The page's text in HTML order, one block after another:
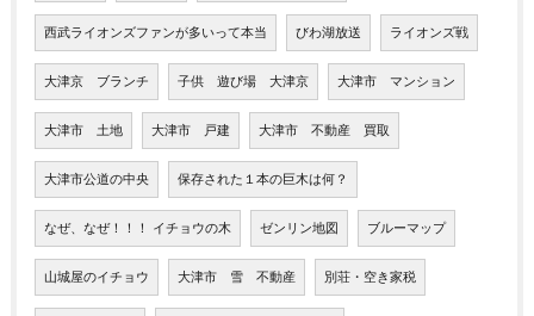
西武ライオンズファンが多いって本当 びわ湖放送 ライオンズ戦
大津京 ブランチ 子供 遊び場 大津京 大津市 マンション
大津市 土地 大津市 戸建 大津市 不動産 買取
大津市公道の中央 保存された１本の巨木は何？
なぜ、なぜ！！！ イチョウの木 ゼンリン地図 ブルーマップ
山城屋のイチョウ 大津市 雪 不動産 別荘・空き家税